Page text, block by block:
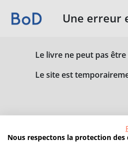
Une erreur
Le livre ne peut pas
Le site est
Nous respectons la protection des